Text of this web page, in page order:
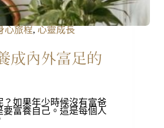
心旅程, 心靈成長
成內外富足的
？如果年少時候沒有富爸
富養自己。這是每個人